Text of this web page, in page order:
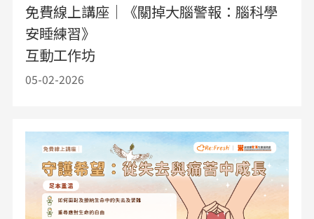
免費線上講座｜《關掉大腦警報：腦科學
安睡練習》
互動工作坊
05-02-2026